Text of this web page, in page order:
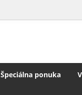
Špeciálna ponuka